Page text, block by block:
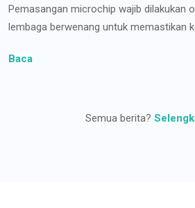
Pemasangan microchip wajib dilakukan
lembaga berwenang untuk memastikan
Baca
Semua berita?